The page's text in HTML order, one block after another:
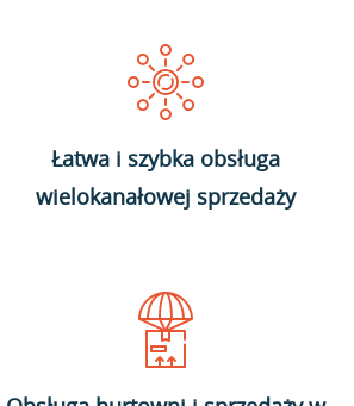
Łatwa i szybka obsługa
wielokanałowej sprzedaży